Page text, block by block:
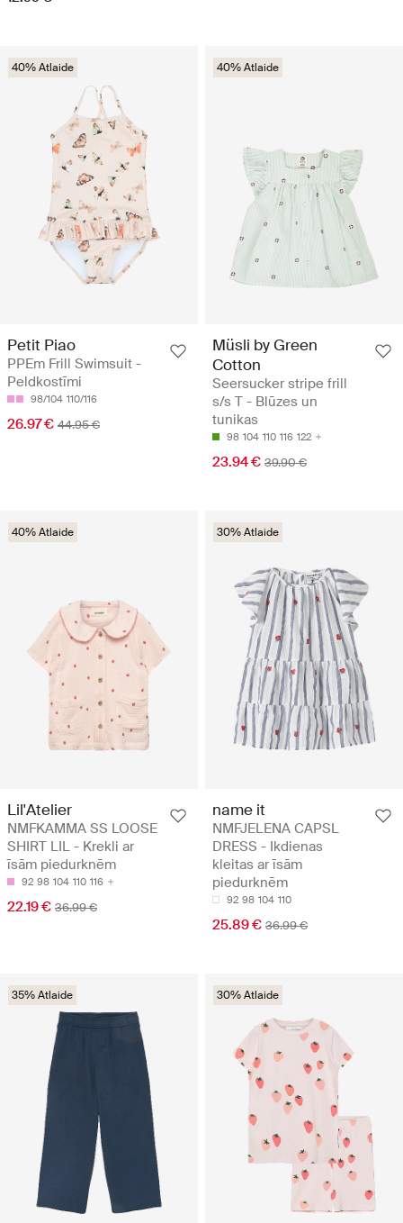
40% Atlaide
Petit Piao
PPEm Frill Swimsuit -
Peldkostīmi
98/104 110/116
26.97 € 44.95 €
40% Atlaide
Müsli by Green
Cotton
Seersucker stripe frill
s/s T - Blūzes un
tunikas
98 104 110 116 122
23.94 € 39.90 €
40% Atlaide
Lil'Atelier
NMFKAMMA SS LOOSE
SHIRT LIL - Krekli ar
īsām piedurknēm
92 98 104 110 116
22.19 € 36.99 €
30% Atlaide
name it
NMFJELENA CAPSL
DRESS - Ikdienas
kleitas ar īsām
piedurknēm
92 98 104 110
25.89 € 36.99 €
35% Atlaide 30% Atlaide